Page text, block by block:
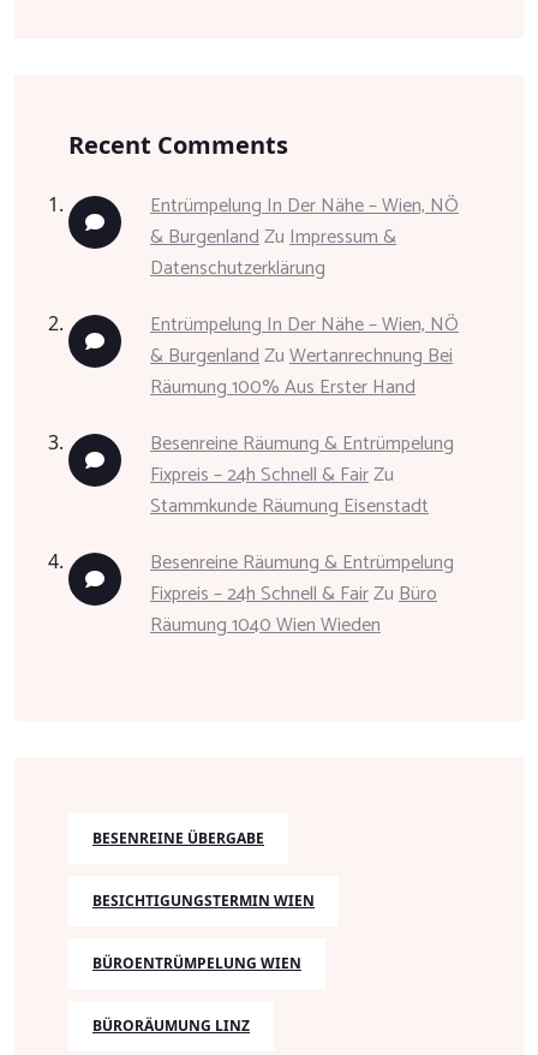
Recent Comments
Entrümpelung In Der Nähe – Wien, NÖ
& BurgenlandZuImpressum &
Datenschutzerklärung
Entrümpelung In Der Nähe – Wien, NÖ
& BurgenlandZuWertanrechnung Bei
Räumung 100% Aus Erster Hand
Besenreine Räumung & Entrümpelung
Fixpreis – 24h Schnell & FairZu
Stammkunde Räumung Eisenstadt
Besenreine Räumung & Entrümpelung
Fixpreis – 24h Schnell & FairZuBüro
Räumung 1040 Wien Wieden
BESENREINE ÜBERGABE
BESICHTIGUNGSTERMIN WIEN
BÜROENTRÜMPELUNG WIEN
BÜRORÄUMUNG LINZ